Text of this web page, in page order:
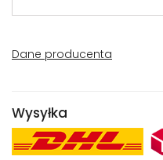
Dane producenta
Wysyłka